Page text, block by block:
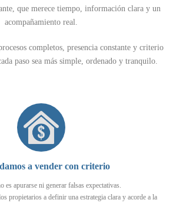
que merece tiempo, información clara y un
acompañamiento real.
completos, presencia constante y criterio
paso sea más simple, ordenado y tranquilo.
a vender con criterio
es apurarse ni generar falsas expectativas.
propietarios a definir una estrategia clara y acorde a la